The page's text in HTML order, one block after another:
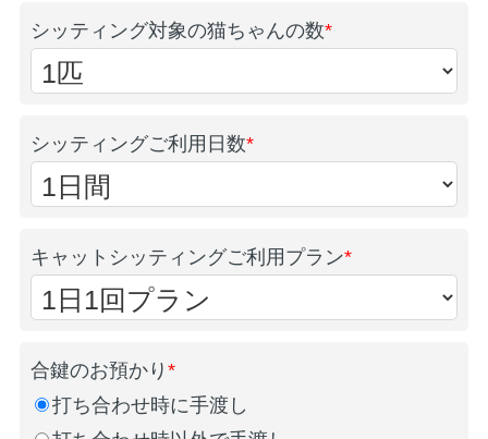
シッティング対象の猫ちゃんの数*
シッティングご利用日数*
キャットシッティングご利用プラン*
合鍵のお預かり *
打ち合わせ時に手渡し